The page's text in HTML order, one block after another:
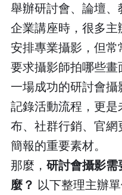
舉辦研討會、論壇、
企業講座時，很多主
安排專業攝影，但常
要求攝影師拍哪些畫
一場成功的研討會攝
記錄活動流程，更是
布、社群行銷、官網
簡報的重要素材。
那麼， 研討會攝影需
麼？ 以下整理主辦